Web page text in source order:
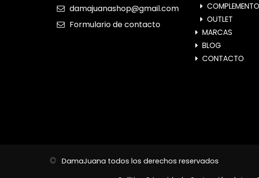
damajuanashop@gmail.com
Formulariode contacto
OUTLET
MARCAS
BLOG
CONTACTO
© DamaJuana todos los derechos reservados